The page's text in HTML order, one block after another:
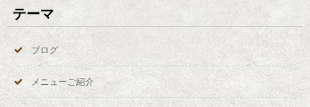
テーマ
ブログ
メニューご紹介